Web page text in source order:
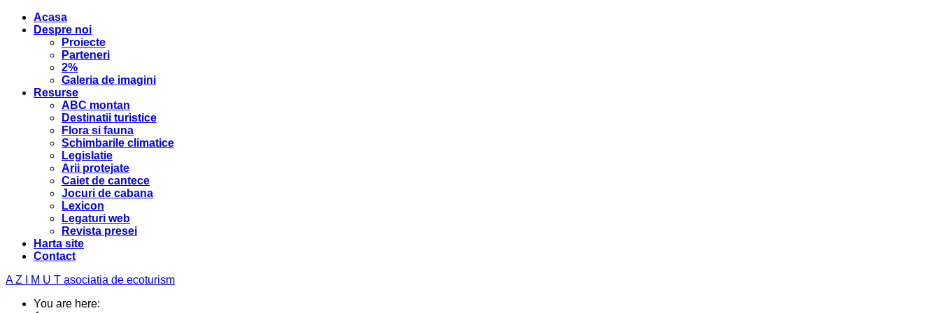
Acasa
Despre noi
Proiecte
Parteneri
2%
Galeria de imagini
Resurse
ABC montan
Destinatii turistice
Flora si fauna
Schimbarile climatice
Legislatie
Arii protejate
Caiet de cantece
Jocuri de cabana
Lexicon
Legaturi web
Revista presei
Harta site
Contact
A Z I M U T asociatia de ecoturism
You are here: